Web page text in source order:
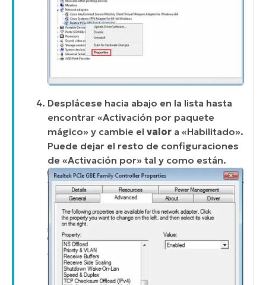
Desplácese hacia abajo en la lista hasta
encontrar «Activación por paquete
mágico» y cambie el valor a «Habilitado».
Puede dejar el resto de configuraciones
de «Activación por» tal y como están.